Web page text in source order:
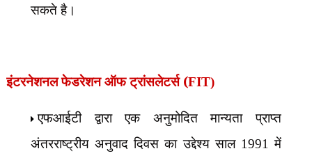
सकते है।
इंटरनेशनल फेडरेशन ऑफ ट्रांसलेटर्स (FIT)
एफआईटी द्वारा एक अनुमोदित मान्यता प्राप्त
अंतरराष्ट्रीय अनुवाद दिवस का उद्देश्य साल 1991में